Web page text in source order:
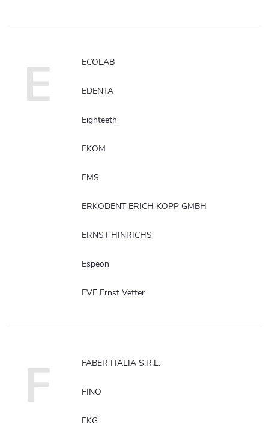
E ECOLAB
EDENTA
Eighteeth
EKOM
EMS
ERKODENT ERICH KOPP GMBH
ERNST HINRICHS
Espeon
EVE Ernst Vetter
F FABER ITALIA S.R.L.
FINO
FKG